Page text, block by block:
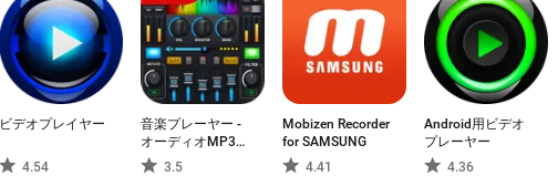
ビデオプレイヤー
4.54
音楽プレーヤー -
オーディオMP3プ
レーヤー
3.5
Mobizen Recorder
for SAMSUNG
4.41
Android用ビデオ
プレーヤー
4.36